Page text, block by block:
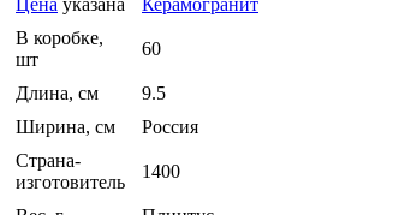
Цена указана
Керамогранит
В коробке,
шт
60
Длина, см
9.5
Ширина, см
Россия
Страна-
изготовитель
1400